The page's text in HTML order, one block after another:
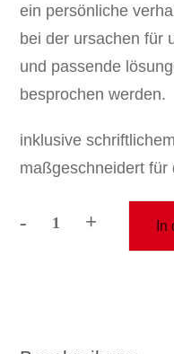
ein persönliche
bei der ursachen für
und passende
besprochen werden.
inklusive
maßgeschneidert für
-beratung
+